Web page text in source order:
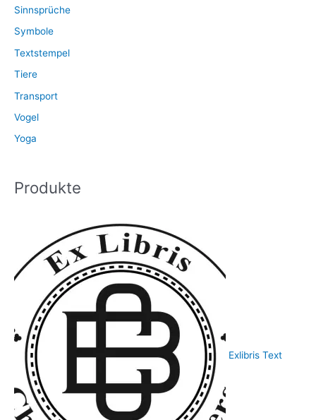
Sinnsprüche
Symbole
Textstempel
Tiere
Transport
Vogel
Yoga
Produkte
Exlibris Text